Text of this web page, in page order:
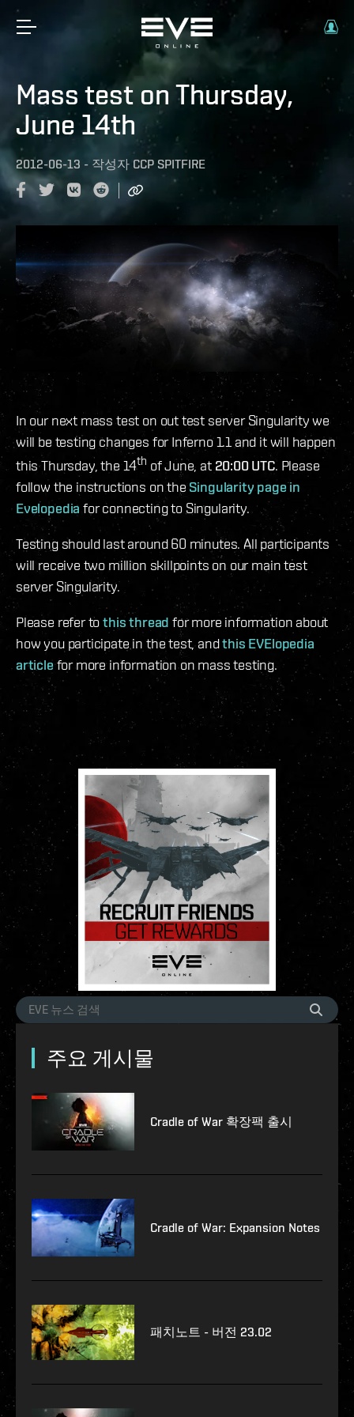
Mass test on Thursday,
June 14th
2012-06-13 - 작성자 CCP SPITFIRE
In our next mass test on out test server Singularity we
will be testing changes for Inferno 1.1 and it will happen
this Thursday, the 14th of June, at 20:00 UTC. Please
follow the instructions on the Singularity page in
Evelopedia for connecting to Singularity.
Testing should last around 60 minutes. All participants
will receive two million skillpoints on our main test
server Singularity.
Please refer tothis thread for more information about
how you participate in the test, andthis EVElopedia
articlefor more information on mass testing.
주요 게시물
Cradle of War 확장팩 출시
Cradle of War: Expansion Notes
패치노트 - 버전 23.02